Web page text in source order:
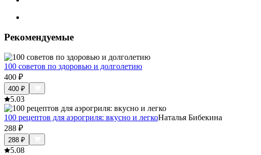
Рекомендуемые
100 советов по здоровью и долголетию
400 ₽
400 ₽
5.03
100 рецептов для аэрогриля: вкусно и легкоНаталья Бибекина
288 ₽
288 ₽
5.08